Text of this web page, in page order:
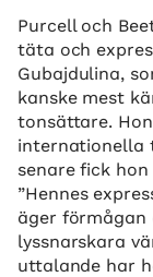
Purcell och
täta och
Gubajdulina,
kanske mest
tonsättare.
internationella
senare fick
”Hennes
äger
lyssnarskara
uttalande har